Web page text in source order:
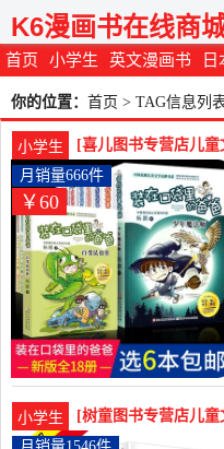
首页 小学生 英文漫画书 日
K6漫画书在线商
你的位置： 首页 > TAG信息列
小学生
[喜儿图书专营店儿
纳米变形人33月销量
￥60
月销量666件
小学生
[树童图书专营店儿
爸全套18册月销量